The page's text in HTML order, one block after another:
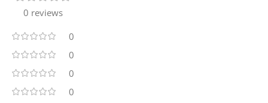
PRODUCT CARBON
FOOTPRINT (CO2)
0 reviews
0
0
0
0